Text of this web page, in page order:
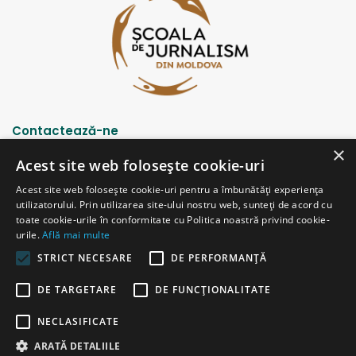
Contactează-ne
Strada Șciusev, 53
2012 Chișinău, Republica Moldova
tel: (+373 22) 213652, 227539
fax: (+373 22) 226681
Email: redactia@ijc.md
×
Acest site web folosește cookie-uri
Acest site web folosește cookie-uri pentru a îmbunătăți experiența
utilizatorului. Prin utilizarea site-ului nostru web, sunteți de acord cu
toate cookie-urile în conformitate cu Politica noastră privind cookie-
urile.Află mai multe
STRICT NECESARE
DE PERFORMANȚĂ
DE TARGETARE DE FUNCŢIONALITATE
NECLASIFICATE
ARATĂ DETALIILE